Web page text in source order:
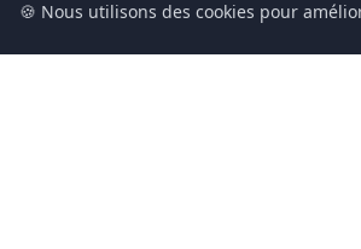
🍪 Nous utilisons des cookies pour